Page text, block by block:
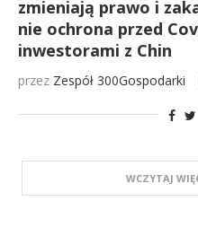
zmieniają prawo i
nie ochrona przed
inwestorami z Chin
przez Zespół 300Gospodarki
WCZYTAJ